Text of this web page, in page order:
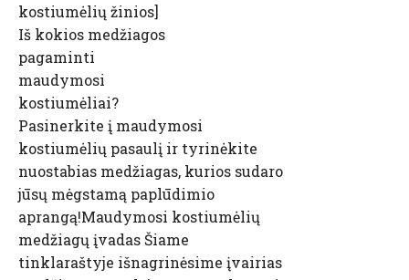
kostiumėlių žinios]
Iš kokios medžiagos
pagaminti
maudymosi
kostiumėliai?
Pasinerkite į maudymosi
kostiumėlių pasaulį ir tyrinėkite
nuostabias medžiagas, kurios sudaro
jūsų mėgstamą paplūdimio
aprangą!Maudymosi kostiumėlių
medžiagų įvadas Šiame
tinklaraštyje išnagrinėsime įvairias